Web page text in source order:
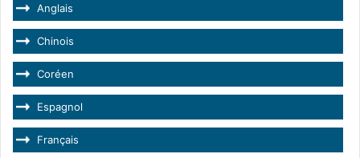
Anglais
Chinois
Coréen
Espagnol
Français